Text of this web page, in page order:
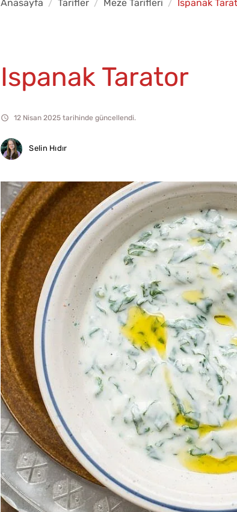
Anasayfa Tarifler Meze Tarifleri Ispanak
Ispanak Tarator
12 Nisan 2025 tarihinde güncellendi.
Selin Hıdır